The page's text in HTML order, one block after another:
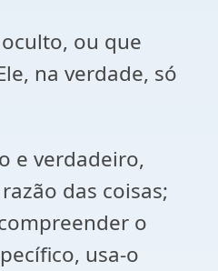
ou que
na verdade, só
e verdadeiro,
das coisas;
o
usa-o